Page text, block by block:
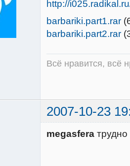
barbariki.part1.rar
barbariki.part2.rar
Всё нравится, всё
2007-10-23
megasfera